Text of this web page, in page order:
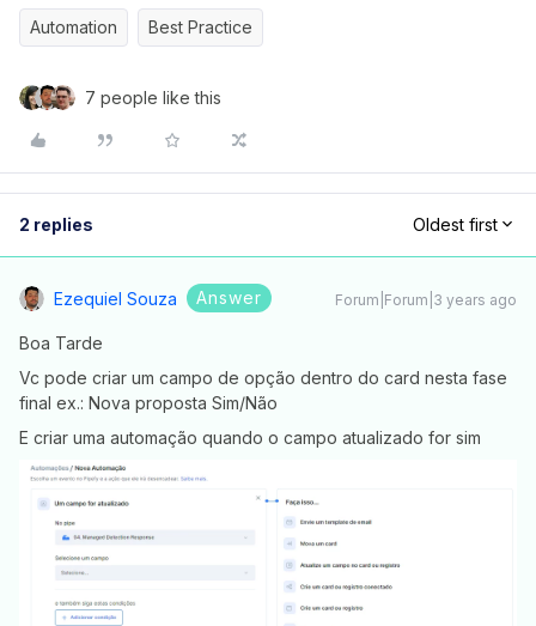
Automation Best Practice
7 people like this
2 replies Oldest first
Ezequiel Souza Answer Forum|Forum|3 years ago
Boa Tarde
Vc pode criar um campo de opção dentro do card nesta fase
final ex.: Nova proposta Sim/Não
E criar uma automação quando o campo atualizado for sim